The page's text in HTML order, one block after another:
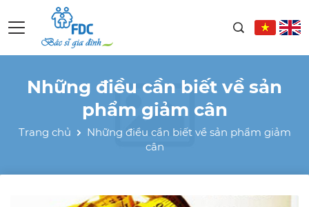
Những điều cần biết về sản
phẩm giảm cân
Trang chủ
Những điều cần biết về sản phẩm giảm
cân